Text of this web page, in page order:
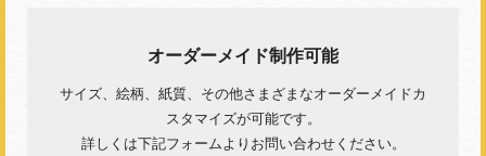
オーダーメイド制作可能
サイズ、絵柄、紙質、その他さまざまなオーダーメイドカ
スタマイズが可能です。
詳しくは下記フォームよりお問い合わせください。